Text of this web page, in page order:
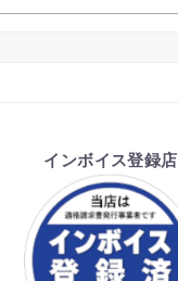
インボイス登録店